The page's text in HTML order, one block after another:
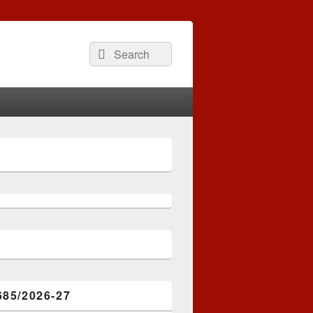
Search
for:
Search
2026-27